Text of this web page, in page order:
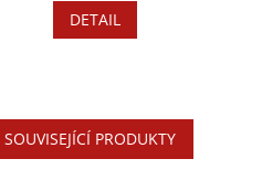
DETAIL
PRODUKTY